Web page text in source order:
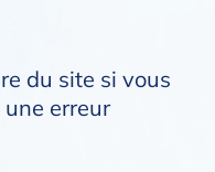
du site si vous
erreur